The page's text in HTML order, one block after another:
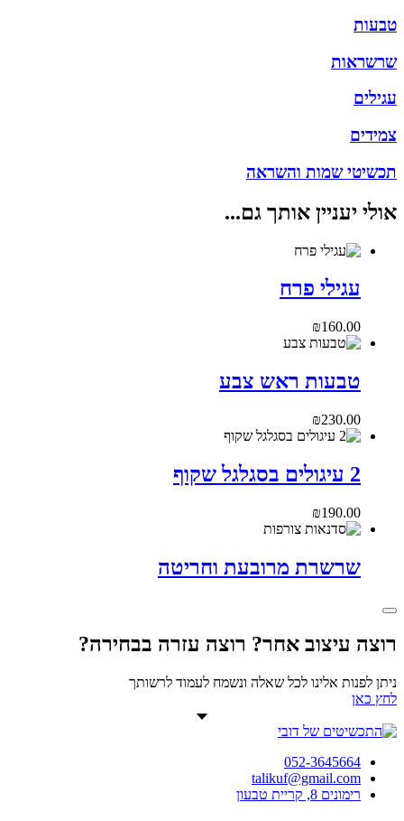
טבעות
שרשראות
עגילים
צמידים
תכשיטי שמות והשראה
אולי יעניין אותך גם...
עגילי פרח
₪160.00
טבעות ראש צבע
₪230.00
2 עיגולים בסגלגל שקוף
₪190.00
שרשרת מרובעת וחריטה
רוצה עיצוב אחר? רוצה עזרה בבחירה?
ניתן לפנות אלינו לכל שאלה ונשמח לעמוד לרשותך
לחץ כאן
052-3645664
talikuf@gmail.com
רימונים 8, קריית טבעון